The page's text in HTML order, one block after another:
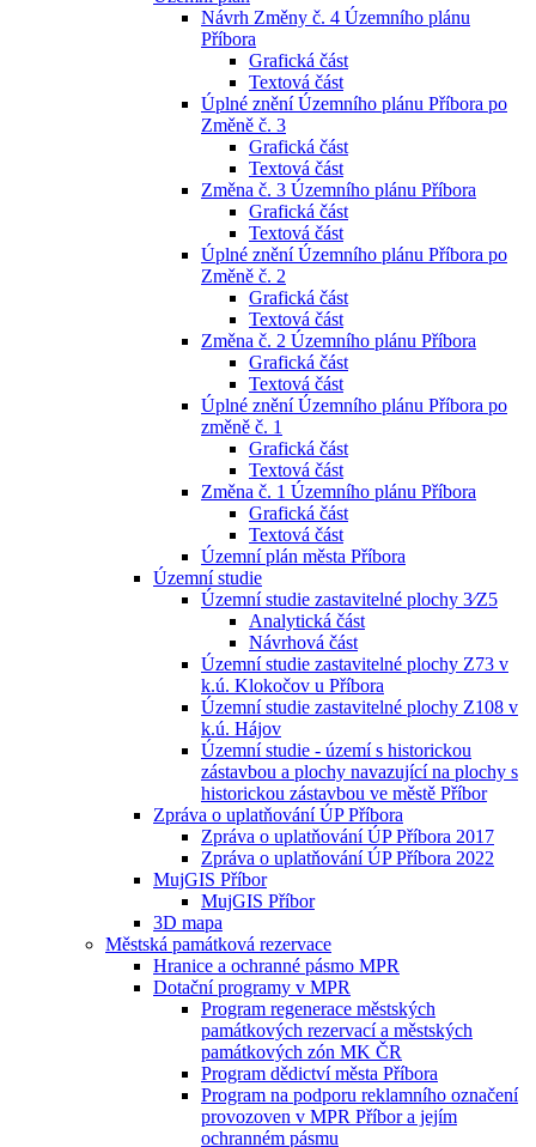
Návrh Změny č. 4 Územního plánu
Příbora
Grafická část
Textová část
Úplné znění Územního plánu Příbora po
Změně č. 3
Grafická část
Textová část
Změna č. 3 Územního plánu Příbora
Grafická část
Textová část
Úplné znění Územního plánu Příbora po
Změně č. 2
Grafická část
Textová část
Změna č. 2 Územního plánu Příbora
Grafická část
Textová část
Úplné znění Územního plánu Příbora po
změně č. 1
Grafická část
Textová část
Změna č. 1 Územního plánu Příbora
Grafická část
Textová část
Územní plán města Příbora
Územní studie
Územní studie zastavitelné plochy 3⁄Z5
Analytická část
Návrhová část
Územní studie zastavitelné plochy Z73 v
k.ú. Klokočov u Příbora
Územní studie zastavitelné plochy Z108 v
k.ú. Hájov
Územní studie - území s historickou
zástavbou a plochy navazující na plochy s
historickou zástavbou ve městě Příbor
Zpráva o uplatňování ÚP Příbora
Zpráva o uplatňování ÚP Příbora 2017
Zpráva o uplatňování ÚP Příbora 2022
MujGIS Příbor
MujGIS Příbor
3D mapa
Městská památková rezervace
Hranice a ochranné pásmo MPR
Dotační programy v MPR
Program regenerace městských
památkových rezervací a městských
památkových zón MK ČR
Program dědictví města Příbora
Program na podporu reklamního označení
provozoven v MPR Příbor a jejím
ochranném pásmu